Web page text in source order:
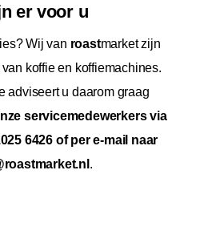
er voor u
Wij van roastmarket zijn
koffie en koffiemachines.
adviseert u daarom graag
servicemedewerkers via
6426 of per e-mail naar
.